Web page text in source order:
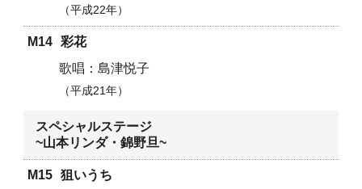
平成22年
M14 彩花
島津悦子
平成21年
スペシャルステージ
~山本リンダ・錦野旦~
M15 狙いうち